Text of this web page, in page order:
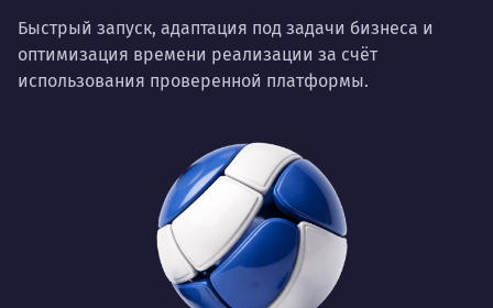
Быстрый запуск, адаптация под задачи бизнеса и
оптимизация времени реализации за счёт
использования проверенной платформы.